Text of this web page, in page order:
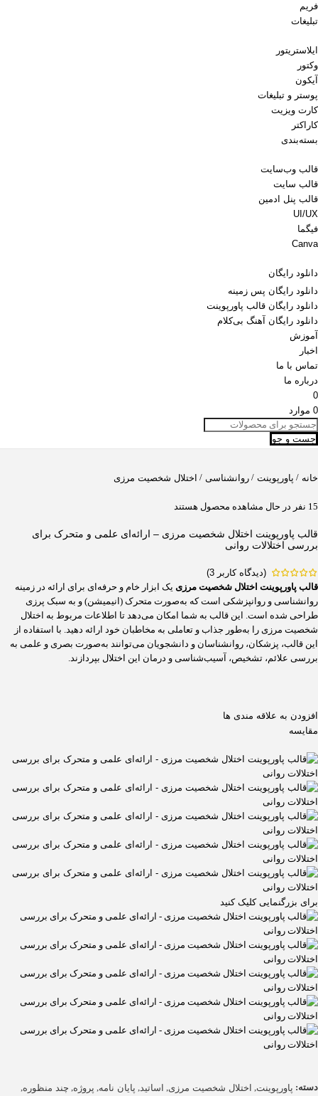
فریم
تبلیغات
ایلاستریتور
وکتور
آیکون
پوستر و تبلیغات
کارت ویزیت
کاراکتر
بسته‌بندی
قالب وب‌سایت
قالب‌ سایت
قالب پنل ادمین
UI/UX
فیگما
Canva
دانلود رایگان
دانلود رایگان پس زمینه
دانلود رایگان قالب‌ پاورپوینت
دانلود رایگان آهنگ بی‌کلام
آموزش
اخبار
تماس با ما
درباره ما
0
0 موارد
جست و جو
خانه / پاورپوینت / روانشناسی / اختلال شخصیت مرزی
15 نفر در حال مشاهده محصول هستند
قالب پاورپوینت اختلال شخصیت مرزی – ارائه‌ای علمی و متحرک برای
بررسی اختلالات روانی
(دیدگاه کاربر 3
)
قالب پاورپوینت اختلال شخصیت مرزی یک ابزار خام و حرفه‌ای برای ارائه در زمینه
روانشناسی و روانپزشکی است که به‌صورت متحرک (انیمیشن) و به سبک پرزی
طراحی شده است. این قالب به شما امکان می‌دهد تا اطلاعات مربوط به اختلال
شخصیت مرزی را به‌طور جذاب و تعاملی به مخاطبان خود ارائه دهید. با استفاده از
این قالب، پزشکان، روانشناسان و دانشجویان می‌توانند به‌صورت بصری و علمی به
بررسی علائم، تشخیص، آسیب‌شناسی و درمان این اختلال بپردازند.
افزودن به علاقه مندی ها
مقایسه
برای بزرگنمایی کلیک کنید
دسته: پاورپوینت, اختلال شخصیت مرزی, اساتید, پایان نامه, پروژه, چند منظوره,